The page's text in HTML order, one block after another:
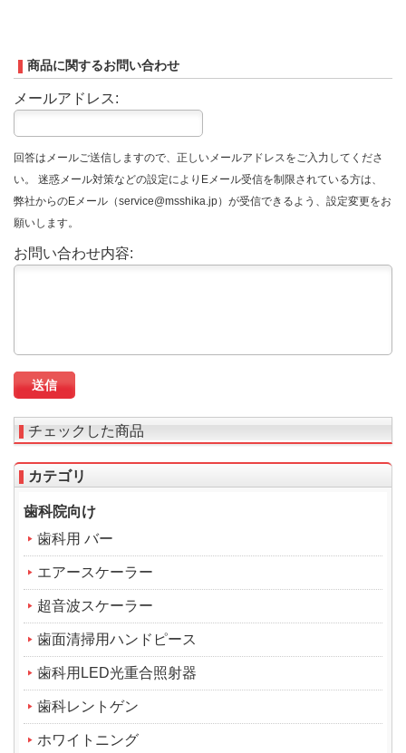
商品に関するお問い合わせ
メールアドレス:
回答はメールご送信しますので、正しいメールアドレスをご入力してくださ
い。 迷惑メール対策などの設定によりEメール受信を制限されている方は、
弊社からのEメール（service@msshika.jp）が受信できるよう、設定変更をお
願いします。
お問い合わせ内容:
チェックした商品
カテゴリ
歯科院向け
歯科用 バー
エアースケーラー
超音波スケーラー
歯面清掃用ハンドピース
歯科用LED光重合照射器
歯科レントゲン
ホワイトニング